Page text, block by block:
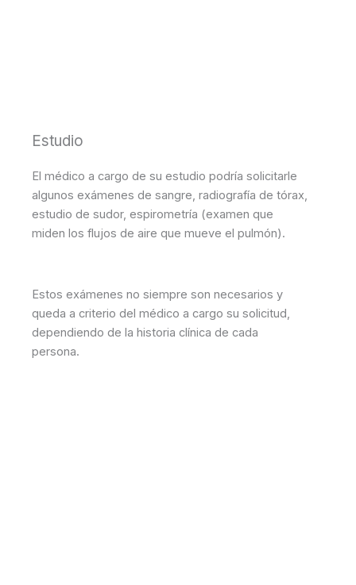
Estudio
El médico a cargo de su estudio podría solicitarle
algunos exámenes de sangre, radiografía de tórax,
estudio de sudor, espirometría (examen que
miden los flujos de aire que mueve el pulmón).
Estos exámenes no siempre son necesarios y
queda a criterio del médico a cargo su solicitud,
dependiendo de la historia clínica de cada
persona.